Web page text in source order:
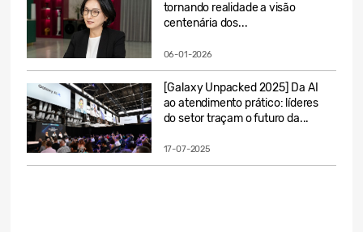
tornando realidade a visão
centenária dos...
06-01-2026
[Galaxy Unpacked 2025] Da AI
ao atendimento prático: líderes
do setor traçam o futuro da...
17-07-2025